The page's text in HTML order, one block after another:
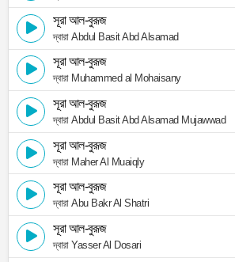
সূরা আল-বুরূজ
দ্বারা Abdul Basit Abd Alsamad
সূরা আল-বুরূজ
দ্বারা Muhammed al Mohaisany
সূরা আল-বুরূজ
দ্বারা Abdul Basit Abd Alsamad Mujawwad
সূরা আল-বুরূজ
দ্বারা Maher Al Muaiqly
সূরা আল-বুরূজ
দ্বারা Abu Bakr Al Shatri
সূরা আল-বুরূজ
দ্বারা Yasser Al Dosari